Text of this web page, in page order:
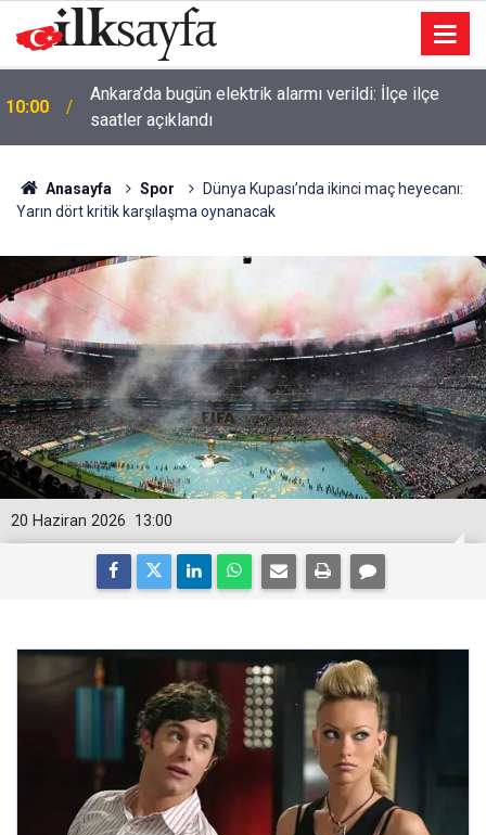
10:00
Ankara’da bugün elektrik alarmı verildi: İlçe ilçe
saatler açıklandı
Anasayfa Spor
Dünya Kupası’nda ikinci maç heyecanı:
Yarın dört kritik karşılaşma oynanacak
13:00
20 Haziran 2026